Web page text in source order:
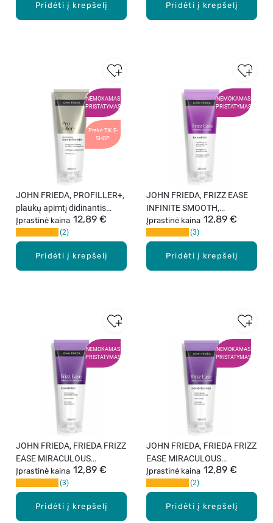
Pridėti į krepšelį Pridėti į krepšelį
NEMOKAMAS
PRISTATYMAS
Prekė TIK E-
SHOP
Pridėti į krepšelį
JOHN FRIEDA, PROFILLER+,
plaukų apimtį didinantis
kondicionierius, 250 ml.
Įprastinė kaina 12,89 €
2
NEMOKAMAS
PRISTATYMAS
Pridėti į krepšelį
JOHN FRIEDA, FRIZZ EASE
INFINITE SMOOTH,
glotninamasis plaukų
šampūnas, 250 ml.
Įprastinė kaina 12,89 €
3
NEMOKAMAS
PRISTATYMAS
Pridėti į krepšelį
JOHN FRIEDA, FRIEDA FRIZZ
EASE MIRACULOUS
RECOVERY, atkuriamasis
plaukų šampūnas, 250 ml.
Įprastinė kaina 12,89 €
3
NEMOKAMAS
PRISTATYMAS
Pridėti į krepšelį
JOHN FRIEDA, FRIEDA FRIZZ
EASE MIRACULOUS
RECOVERY, atkuriamasis
plaukų kondicionierius, 250
ml.
Įprastinė kaina 12,89 €
2